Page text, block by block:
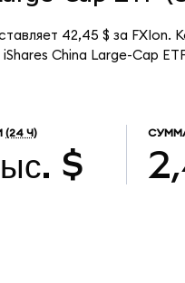
42,45 $ за FXIon.
China Large-Cap
(24 Ч)
$